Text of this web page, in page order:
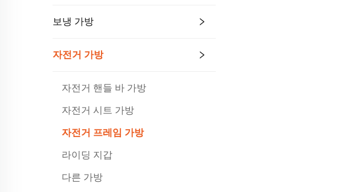
보냉 가방
자전거 가방
자전거 핸들 바 가방
자전거 시트 가방
자전거 프레임 가방
라이딩 지갑
다른 가방